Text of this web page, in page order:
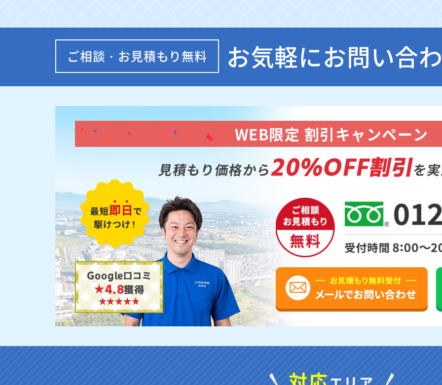
ご相談・お見積もり無料 お気軽にお問い合
Google口コミ
★4.8獲得
WEB限定 割引キャンペーン
見積もり価格から20%OFF割引を